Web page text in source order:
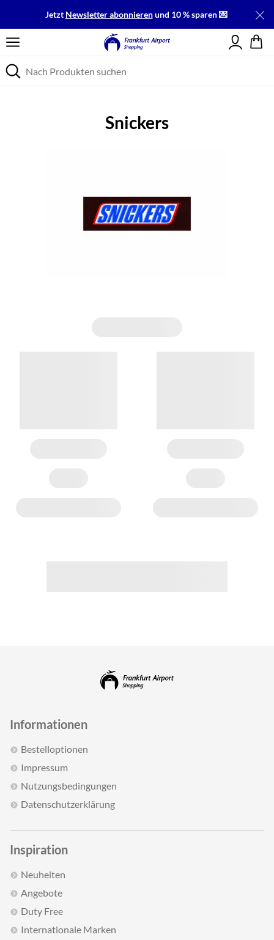
Jetzt Newsletter abonnierenund 10 % sparen 💌
Einloggen
Snickers
Informationen
Bestelloptionen
Impressum
Nutzungsbedingungen
Datenschutzerklärung
Inspiration
Neuheiten
Angebote
Duty Free
Internationale Marken